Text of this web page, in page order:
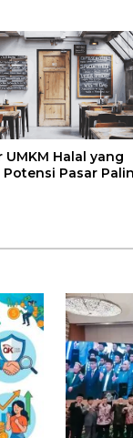
UMKM Halal yang
Potensi Pasar